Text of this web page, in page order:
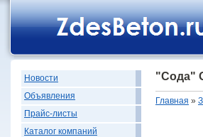
Новости
Объявления
Прайс-листы
Каталог компаний
"Сода"
Главная »